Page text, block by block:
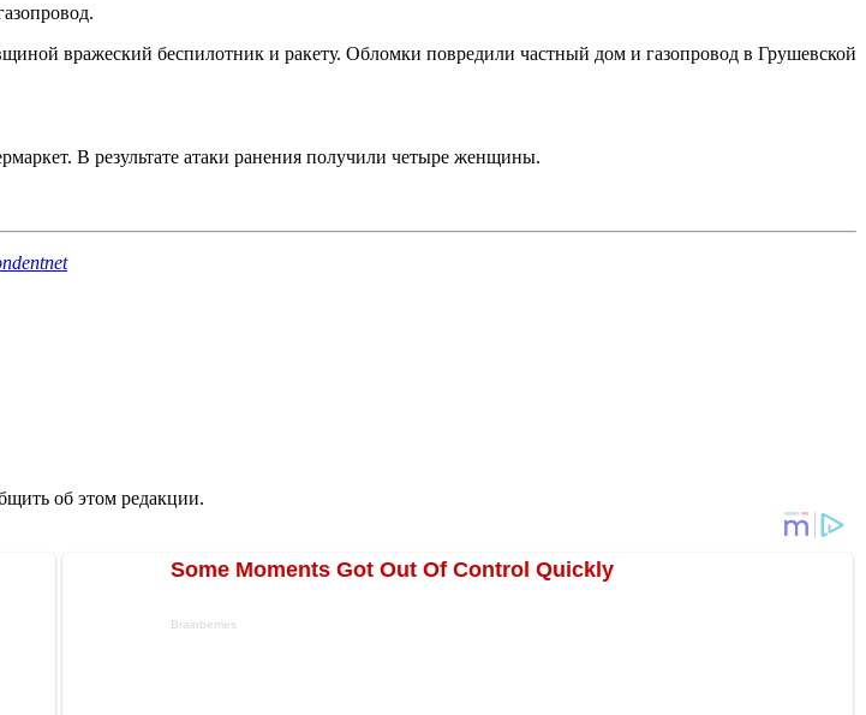
вражеский беспилотник и ракету. Обломки повредили частный дом и газопровод в Грушевской
В результате атаки ранения получили четыре женщины.
об этом редакции.